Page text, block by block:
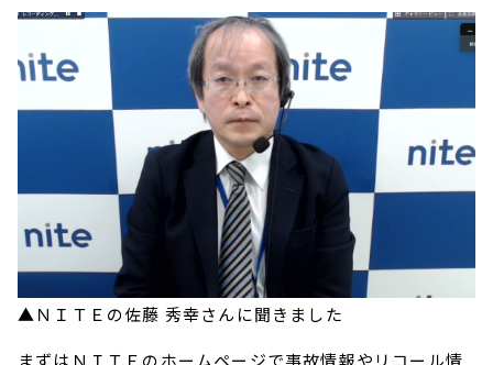
▲ＮＩＴＥの佐藤 秀幸さんに聞きました
まずはＮＩＴＥのホームページで事故情報やリコール情